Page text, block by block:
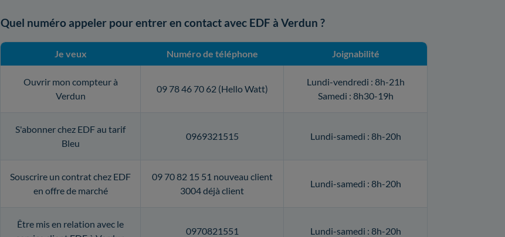
Quel numéro appeler pour entrer en contact avec EDF à Verdun ?
Je veux Numéro de téléphone Joignabilité
Ouvrir mon compteur à
Verdun
09 78 46 70 62 (Hello Watt)
Lundi-vendredi : 8h-21h
Samedi : 8h30-19h
S'abonner chez EDF au tarif
Bleu
0969321515 Lundi-samedi : 8h-20h
Souscrire un contrat chez EDF
en offre de marché
09 70 82 15 51 nouveau client
3004 déjà client
Lundi-samedi : 8h-20h
Être mis en relation avec le
0970821551 Lundi-samedi : 8h-20h